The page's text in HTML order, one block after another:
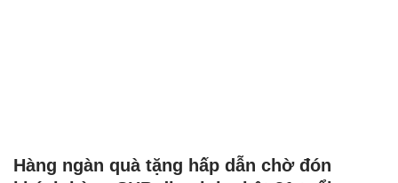
Hàng ngàn quà tặng hấp dẫn chờ đón